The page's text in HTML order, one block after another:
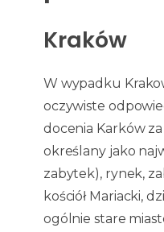
Kraków
W wypadku
oczywiste
docenia Karków
określany jako
zabytek), rynek,
kościół Mariacki,
ogólnie stare